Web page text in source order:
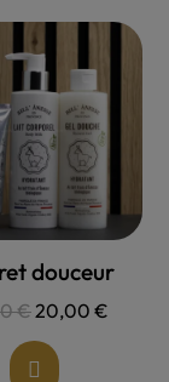
voir !
douceur
€20,00 €